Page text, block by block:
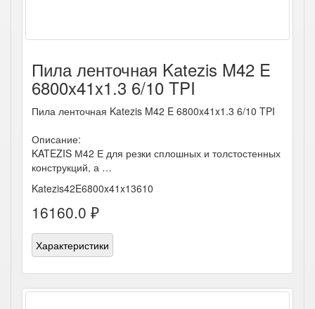
Пила ленточная Katezis M42 E
6800x41x1.3 6/10 TPI
Пила ленточная Katezis M42 E 6800x41x1.3 6/10 TPI
Описание:
KATEZIS М42 Е для резки сплошных и толстостенных
конструкций, а …
Katezis42E6800x41x13610
16160.0 ₽
Характеристики